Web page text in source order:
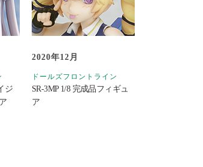
ジ
2020年12月
ドールズフロントライン
SR-3MP 1/8 完成品フィギュ
ア